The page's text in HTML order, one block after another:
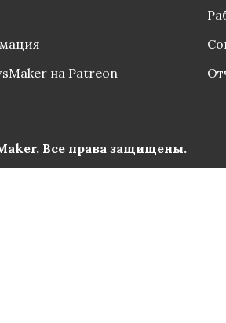
на Patreon
Все права защищены.